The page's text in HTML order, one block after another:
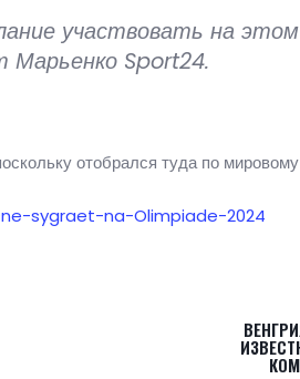
участвовать на
Марьенко Sport24.
отобрался туда по мировому
sygraet-na-Olimpiade-2024